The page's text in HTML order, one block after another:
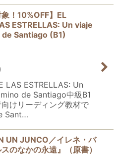
象！10%OFF】EL
ESTRELLAS: Un viaje
Santiago (B1)
LAS ESTRELLAS: Un
de Santiago中級B1
けリーディング教材で
Sant…
UN JUNCO／イレネ・バ
のなかの永遠』（原書）